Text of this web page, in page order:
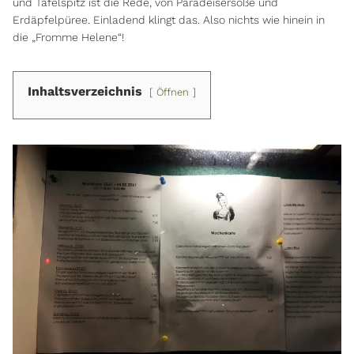
Erdäpfelpüree. Einladend klingt das. Also nichts wie hinein in
die „Fromme Helene“!
Inhaltsverzeichnis Öffnen